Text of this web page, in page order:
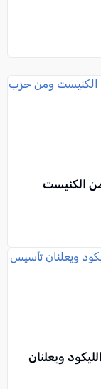
الكنيست
ويعلنان